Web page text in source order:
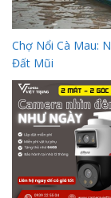
Chợ Nổi Cà Mau:
Đất Mũi